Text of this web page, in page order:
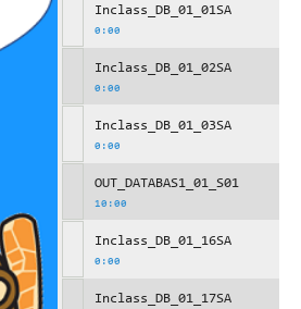
Inclass_DB_01_01SA
0:00
Inclass_DB_01_02SA
0:00
Inclass_DB_01_03SA
0:00
OUT_DATABAS1_01_S01
10:00
Inclass_DB_01_16SA
0:00
Inclass_DB_01_17SA